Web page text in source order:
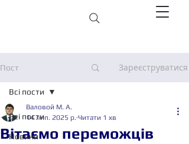
Пост Зареєструватися
Всі пости
Новини
Всі пости
Вітаємо переможців
Валовой М. А.
14 лип. 2025 р. Читати 1 хв